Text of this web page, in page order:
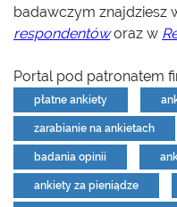
badawczym znajdziesz
respondentóworaz w
Portal pod patronatem
płatne ankiety
zarabianie na ankietach
badania opinii
ankiety za pieniądze